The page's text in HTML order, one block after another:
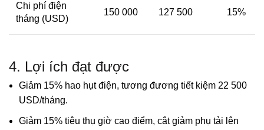
Chi phí điện
tháng (USD)
150 000 127 500 15%
4. Lợi ích đạt được
Giảm 15% hao hụt điện, tương đương tiết kiệm 22 500
USD/tháng.
Giảm 15% tiêu thụ giờ cao điểm, cắt giảm phụ tải lên